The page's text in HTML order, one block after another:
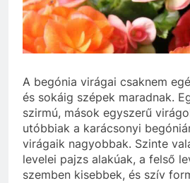
A begónia virágai csaknem
és sokáig szépek maradnak.
szirmú, mások egyszerű
utóbbiak a karácsonyi
virágaik nagyobbak. Szinte
levelei pajzs alakúak, a felső
szemben kisebbek, és szív